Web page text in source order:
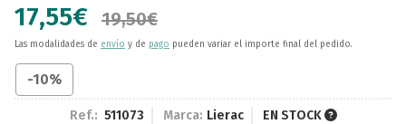
17,55€ 19,50€
Las modalidades de envío y de pago pueden variar el importe final del pedido.
-10%
Ref.: 511073 Marca: Lierac EN STOCK